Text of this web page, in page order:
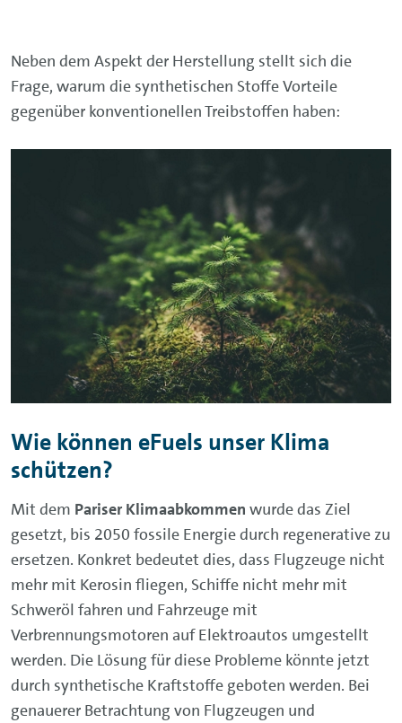
Neben dem Aspekt der Herstellung stellt sich die
Frage, warum die synthetischen Stoffe Vorteile
gegenüber konventionellen Treibstoffen haben:
Wie können eFuels unser Klima
schützen?
Mit dem Pariser Klimaabkommen wurde das Ziel
gesetzt, bis 2050 fossile Energie durch regenerative zu
ersetzen. Konkret bedeutet dies, dass Flugzeuge nicht
mehr mit Kerosin fliegen, Schiffe nicht mehr mit
Schweröl fahren und Fahrzeuge mit
Verbrennungsmotoren auf Elektroautos umgestellt
werden. Die Lösung für diese Probleme könnte jetzt
durch synthetische Kraftstoffe geboten werden. Bei
genauerer Betrachtung von Flugzeugen und